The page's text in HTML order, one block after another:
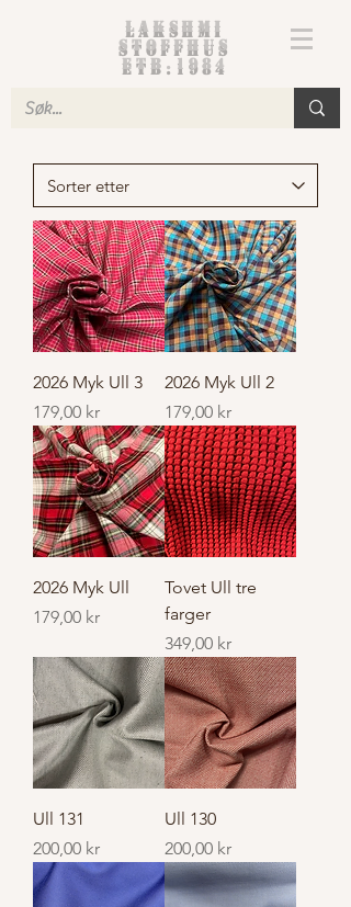
Lakshmi
Stoffhus
etb.1984
2026 Myk Ull 3
Pris
179,00 kr
2026 Myk Ull 2
Pris
179,00 kr
2026 Myk Ull
Pris
179,00 kr
Tovet Ull tre
farger
Pris
349,00 kr
Ull 131
Pris
200,00 kr
Ull 130
Pris
200,00 kr